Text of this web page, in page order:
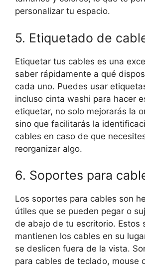
personalizar tu espacio.
5. Etiquetado de
Etiquetar tus cables es una
saber rápidamente a qué
cada uno. Puedes usar
incluso cinta washi para hacer
etiquetar, no solo mejorarás la
sino que facilitarás la
cables en caso de que
reorganizar algo.
6. Soportes para
Los soportes para cables son
útiles que se pueden pegar o
de abajo de tu escritorio. Estos
mantienen los cables en su
se deslicen fuera de la vista.
para cables de teclado, mouse